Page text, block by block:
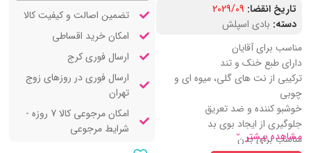
تاریخ انقضا: 2029/09
دسته: بادی اسپلش
مناسب برای آقایان
دارای طبع خنک و تند
ترکیبی از نت های گلی، میوه ای و
چوبی
خوشبو کننده و ضد تعریق
جلوگیری از ایجاد بوی بد
مناسب برای بدن
مشاهده بیشتر
تضمین اصالت و کیفیت کالا
امکان خرید اقساطی
ارسال فوری کرج
ارسال فوری در روزهای زوج
تهران
امکان مرجوعی کالا 7 روزه -
شرایط مرجوعی